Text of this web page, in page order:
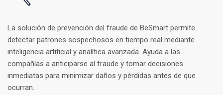
La solución de prevención del fraude de BeSmart permite
detectar patrones sospechosos en tiempo real mediante
inteligencia artificial y analítica avanzada. Ayuda a las
compañías a anticiparse al fraude y tomar decisiones
inmediatas para minimizar daños y pérdidas antes de que
ocurran.